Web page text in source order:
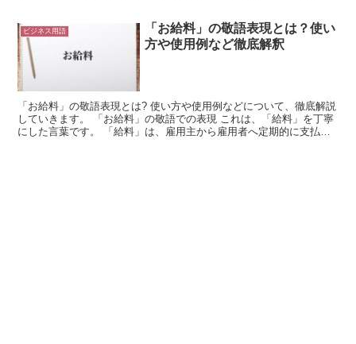
ビジネス用語
「お給料」の敬語表現とは？使い
方や使用例など徹底解釈
「お給料」の敬語表現とは? 使い方や使用例などについて、徹底解説
していきます。 「お給料」の敬語での表現 これは、「給料」を丁寧
にした言葉です。 「給料」は、雇用主から雇用者へ定期的に支払わ